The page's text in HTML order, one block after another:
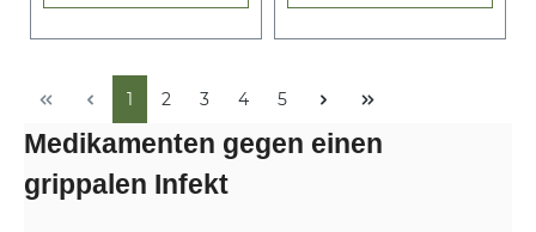
1 2 3 4 5
Medikamenten gegen einen
grippalen Infekt